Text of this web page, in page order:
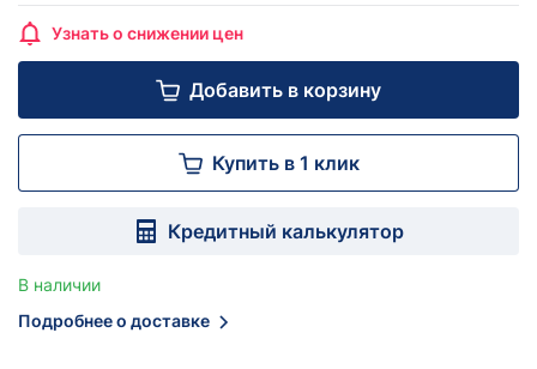
Узнать о снижении цен
Добавить в корзину
Купить в 1 клик
Кредитный калькулятор
В наличии
Подробнее о доставке